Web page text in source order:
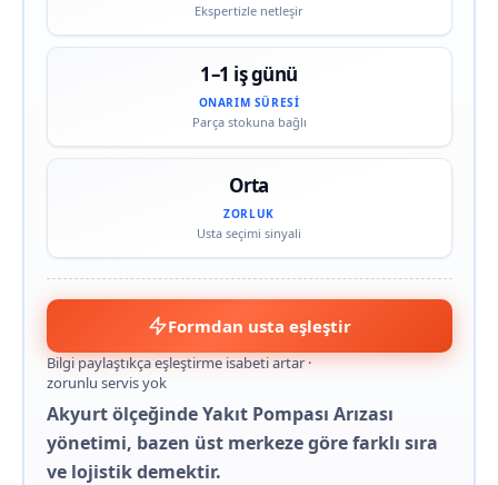
Ekspertizle netleşir
1–1 iş günü
ONARIM SÜRESI
Parça stokuna bağlı
Orta
ZORLUK
Usta seçimi sinyali
Formdan usta eşleştir
Bilgi paylaştıkça eşleştirme isabeti artar ·
zorunlu servis yok
Akyurt ölçeğinde Yakıt Pompası Arızası
yönetimi, bazen üst merkeze göre farklı sıra
ve lojistik demektir.